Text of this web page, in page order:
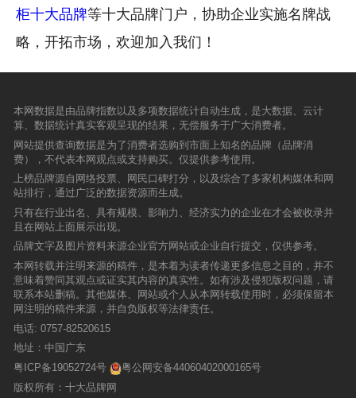
柜十大品牌等十大品牌门户，协助企业实施名牌战
略，开拓市场，欢迎加入我们！
本网数据是由品牌指数以及多项数据统计自动生成，是大数据、云计
算、数据统计真实客观呈现的结果，无偿服务于广大消费者。
网站提供查询数据是为了消费者选购到市面上知名的品牌（品牌消
费），不代表本网观点或支持购买。仅提供参考使用。
上榜品牌源自网络投票、网民口碑打分，以及综合了多家机构媒体和网
站排行，通过广泛的数据资源而生成。
只有在行业出名、具有规模、影响力、经济实力的企业在才会被收录并
且在网站上面展示出现。
品牌文字及图片资料来源企业官方网站或企业自行提交，仅供参考。
本网转载并注明来源的稿件，是本着为读者传递更多信息之目的，并不
意味着赞同其观点或证实其内容的真实性。如有涉及侵犯版权问题，请
联系本站删稿。其他媒体、网站或个人从本网转载使用时，必须保留本
网注明的稿件来源，并自负版权等法律责任。
电话: 0757-82520615
地址：中国广东
粤ICP备19052724号
粤公网安备44060402000165号
版权所有：十大品牌网